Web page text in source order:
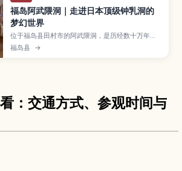
福岛阿武隈洞｜走进日本顶级钟乳洞的
梦幻世界
位于福岛县田村市的阿武隈洞，是历经数十万年形
成的石灰岩钟乳洞，以规模宏大和灯光点缀下的奇
岩美景而闻名。本文将介绍洞内必看的景点、路线
福岛县 →
：交通方式、参观时间与